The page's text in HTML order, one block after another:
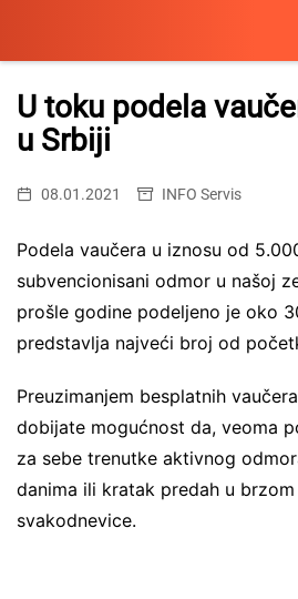
Skip
content
U toku podela
u Srbiji
08.01.2021 INFO Servis
Podela vaučera u iznosu od
subvencionisani odmor u našoj
prošle godine podeljeno je oko
predstavlja najveći broj od
Preuzimanjem besplatnih
dobijate mogućnost da, veoma
za sebe trenutke aktivnog
danima ili kratak predah u
svakodnevice.